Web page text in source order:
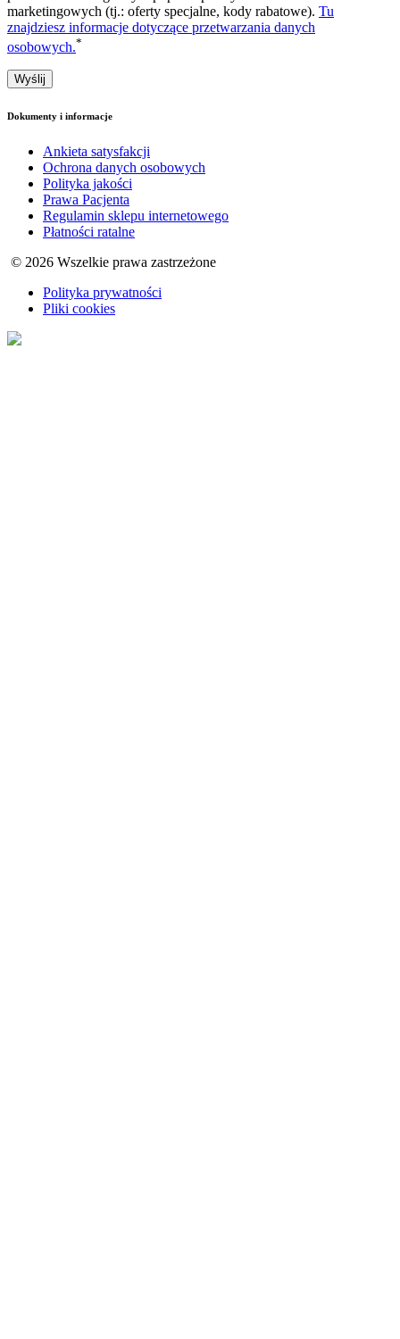
marketingowych (tj.: oferty specjalne, kody rabatowe). Tu
znajdziesz informacje dotyczące przetwarzania danych
osobowych.*
Dokumenty i informacje
Ankieta satysfakcji
Ochrona danych osobowych
Polityka jakości
Prawa Pacjenta
Regulamin sklepu internetowego
Płatności ratalne
© 2026 Wszelkie prawa zastrzeżone
Polityka prywatności
Pliki cookies